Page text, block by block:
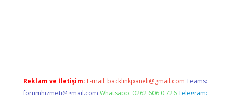
Reklam ve İletişim: E-mail: backlinkpaneli@gmail.com Teams:
forumhizmeti@gmail.com Whatsapp: 0262 606 0 726 Telegram: